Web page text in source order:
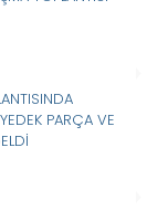
PARÇA VE